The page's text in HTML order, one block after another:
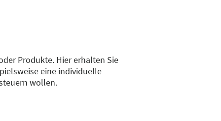
Produkte. Hier erhalten Sie
eine individuelle
wollen.